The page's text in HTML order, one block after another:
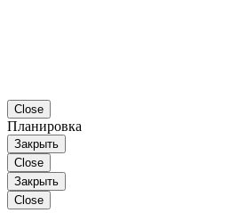
Close
Планировка
Закрыть
Close
Закрыть
Close